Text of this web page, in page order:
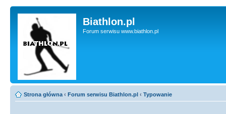
Biathlon.pl
Forum serwisu www.biathlon.pl
Strona główna ‹ Forum serwisu Biathlon.pl ‹ Typowanie